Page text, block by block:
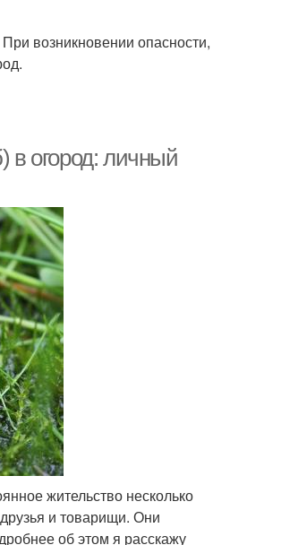
возникновении опасности,
в огород: личный
жительство несколько
и товарищи. Они
об этом я расскажу